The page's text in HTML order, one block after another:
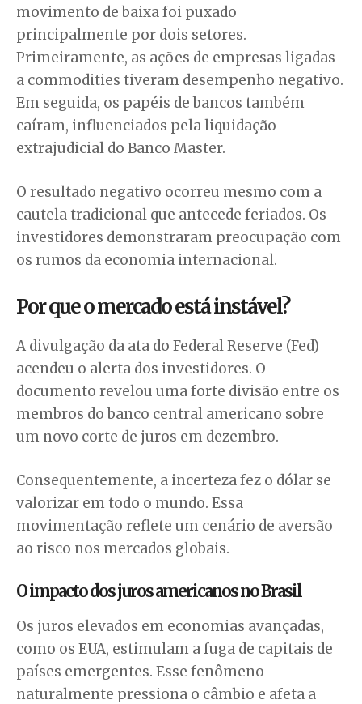
movimento de baixa foi puxado
principalmente por dois setores.
Primeiramente, as ações de empresas ligadas
a commodities tiveram desempenho negativo.
Em seguida, os papéis de bancos também
caíram, influenciados pela liquidação
extrajudicial do Banco Master.
O resultado negativo ocorreu mesmo com a
cautela tradicional que antecede feriados. Os
investidores demonstraram preocupação com
os rumos da economia internacional.
Por que o mercado está instável?
A divulgação da ata do Federal Reserve (Fed)
acendeu o alerta dos investidores. O
documento revelou uma forte divisão entre os
membros do banco central americano sobre
um novo corte de juros em dezembro.
Consequentemente, a incerteza fez o dólar se
valorizar em todo o mundo. Essa
movimentação reflete um cenário de aversão
ao risco nos mercados globais.
O impacto dos juros americanos no Brasil
Os juros elevados em economias avançadas,
como os EUA, estimulam a fuga de capitais de
países emergentes. Esse fenômeno
naturalmente pressiona o câmbio e afeta a